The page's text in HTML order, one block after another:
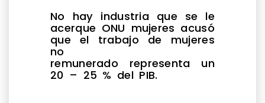
No hay industria que se le
acerque ONU mujeres acusó
que el trabajo de mujeres
no
remunerado representa un
20 – 25 % del PIB.